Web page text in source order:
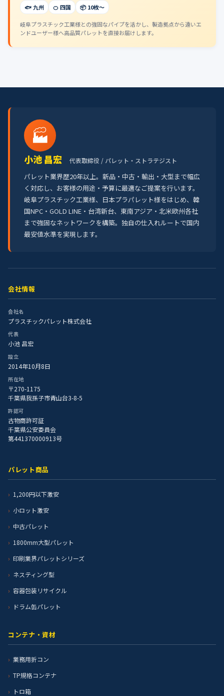
🐟 九州 🍊 四国 📦 10枚〜
岐阜プラスチック工業様との強固なパイプを活かし、製造拠点から遠いエ
ンドユーザー様へ高品質パレットを直接お届けします。
🏭
小池 昌宏 代表取締役 / パレット・ストラテジスト
パレット業界歴20年以上。新品・中古・輸出・大型まで幅広
く対応し、お客様の用途・予算に最適なご提案を行います。
岐阜プラスチック工業様、日本プラパレット様をはじめ、韓
国NPC・GOLD LINE・台湾新台、東南アジア・北米欧州各社
まで強固なネットワークを構築。独自の仕入れルートで国内
最安値水準を実現します。
会社情報
会社名
プラスチックパレット株式会社
代表
小池 昌宏
設立
2014年10月8日
所在地
〒270-1175
千葉県我孫子市青山台3-8-5
許認可
古物商許可証
千葉県公安委員会
第441370000913号
パレット商品
1,200円以下激安
小ロット激安
中古パレット
1800mm大型パレット
印刷業界パレットシリーズ
ネスティング型
容器包装リサイクル
ドラム缶パレット
コンテナ・資材
業務用折コン
TP規格コンテナ
トロ箱